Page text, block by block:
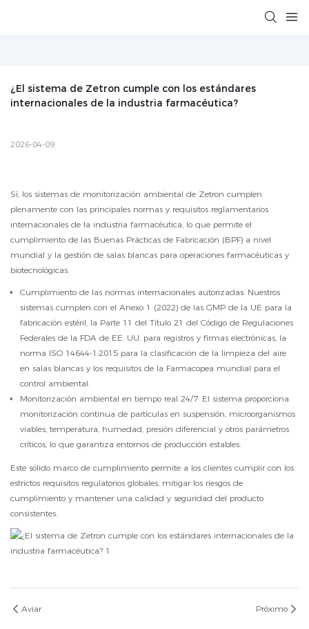
¿El sistema de Zetron cumple con los estándares
internacionales de la industria farmacéutica?
2026-04-09
Sí, los sistemas de monitorización ambiental de Zetron cumplen
plenamente con las principales normas y requisitos reglamentarios
internacionales de la industria farmacéutica, lo que permite el
cumplimiento de las Buenas Prácticas de Fabricación (BPF) a nivel
mundial y la gestión de salas blancas para operaciones farmacéuticas y
biotecnológicas.
Cumplimiento de las normas internacionales autorizadas: Nuestros
sistemas cumplen con el Anexo 1 (2022) de las GMP de la UE para la
fabricación estéril, la Parte 11 del Título 21 del Código de Regulaciones
Federales de la FDA de EE. UU. para registros y firmas electrónicas, la
norma ISO 14644-1:2015 para la clasificación de la limpieza del aire
en salas blancas y los requisitos de la Farmacopea mundial para el
control ambiental.
Monitorización ambiental en tiempo real 24/7: El sistema proporciona
monitorización continua de partículas en suspensión, microorganismos
viables, temperatura, humedad, presión diferencial y otros parámetros
críticos, lo que garantiza entornos de producción estables.
Este sólido marco de cumplimiento permite a los clientes cumplir con los
estrictos requisitos regulatorios globales, mitigar los riesgos de
cumplimiento y mantener una calidad y seguridad del producto
consistentes.
Aviar Próximo